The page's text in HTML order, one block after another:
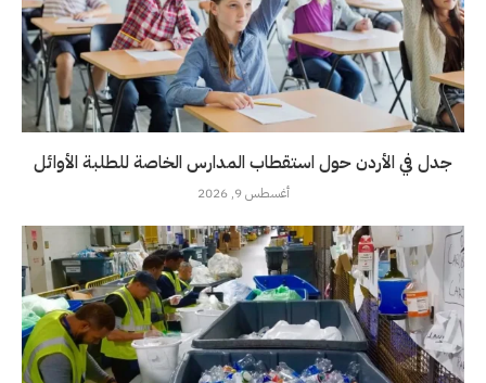
جدل في الأردن حول استقطاب المدارس الخاصة للطلبة الأوائل
أغسطس 9, 2026